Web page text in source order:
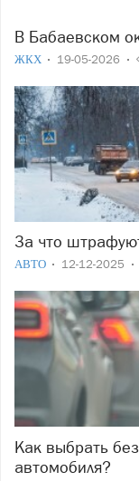
В Бабаевском
ЖКХ 19-05-2026
За что
АВТО 12-12-2025
Как выбрать безопасную «незамерзайку» для
автомобиля?